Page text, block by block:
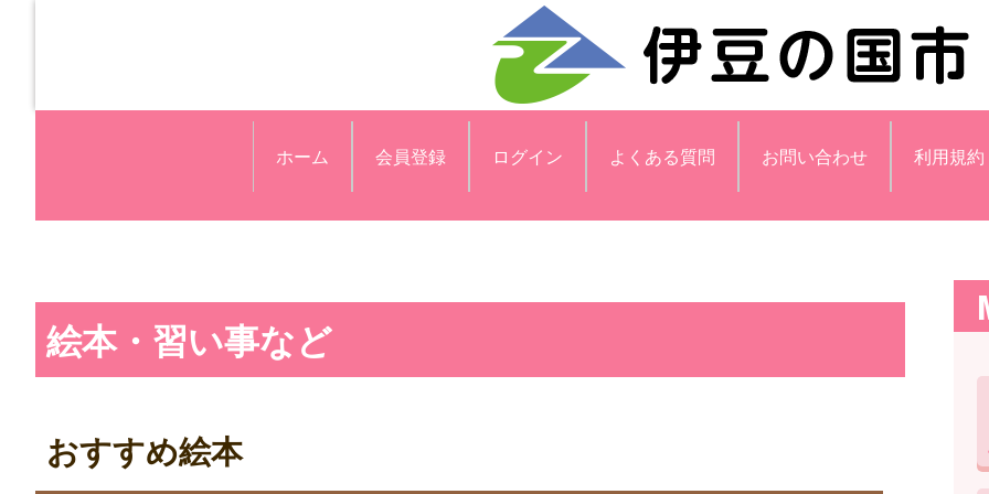
ホーム 会員登録 ログイン よくある質問 お問い合わせ 利用規約
絵本・習い事など
おすすめ絵本